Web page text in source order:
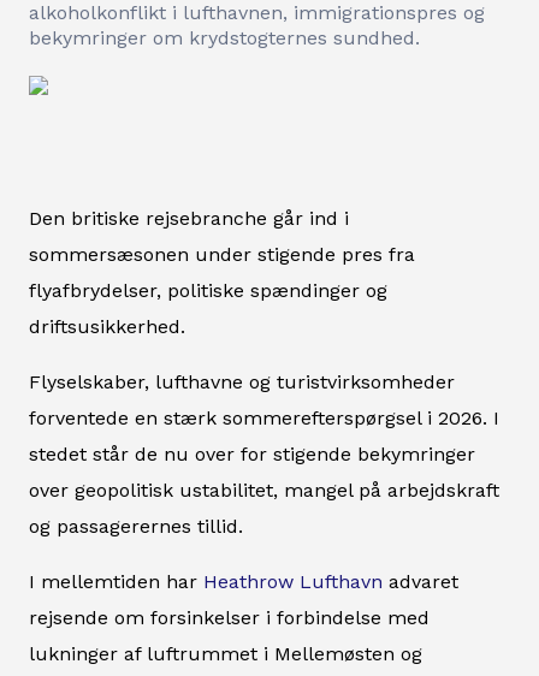
alkoholkonflikt i lufthavnen, immigrationspres og
bekymringer om krydstogternes sundhed.
Den britiske rejsebranche går ind i
sommersæsonen under stigende pres fra
flyafbrydelser, politiske spændinger og
driftsusikkerhed.
Flyselskaber, lufthavne og turistvirksomheder
forventede en stærk sommerefterspørgsel i 2026. I
stedet står de nu over for stigende bekymringer
over geopolitisk ustabilitet, mangel på arbejdskraft
og passagerernes tillid.
I mellemtiden har Heathrow Lufthavn advaret
rejsende om forsinkelser i forbindelse med
lukninger af luftrummet i Mellemøsten og